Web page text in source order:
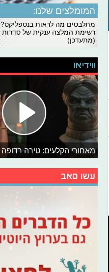
המומלצים שלנו:
מתלבטים מה לראות בנטפליקס?
רשימת המלצה ענקית של סדרות
(מתעדכן)
ווידיאו
מאחורי הקלעים: טירה רדופה
עשו סאב